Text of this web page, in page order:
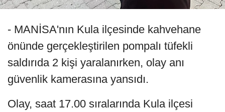
- MANİSA'nın Kula ilçesinde kahvehane
önünde gerçekleştirilen pompalı tüfekli
saldırıda 2 kişi yaralanırken, olay anı
güvenlik kamerasına yansıdı.
Olay, saat 17.00 sıralarında Kula ilçesi